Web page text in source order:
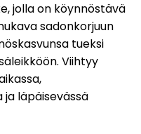
jolla on köynnöstävä
sadonkorjuun
tueksi
Viihtyy
ja läpäisevässä